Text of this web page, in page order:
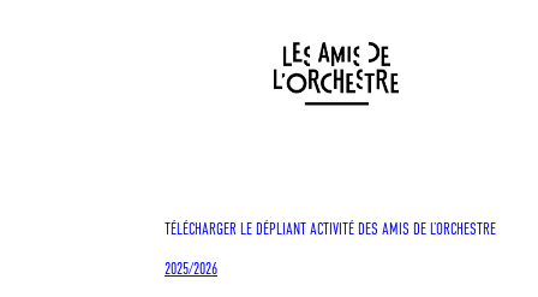
TÉLÉCHARGER LE DÉPLIANT ACTIVITÉ DES AMIS DE L’ORCHESTRE
2025/2026